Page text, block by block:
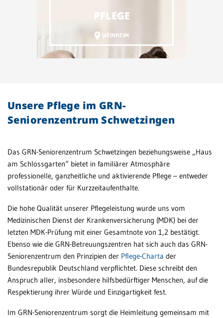
PFLEGE
WEINHEIM
Unsere Pflege im GRN-
Seniorenzentrum Schwetzingen
Das GRN-Seniorenzentrum Schwetzingen beziehungsweise „Haus
am Schlossgarten“ bietet in familiärer Atmosphäre
professionelle, ganzheitliche und aktivierende Pflege – entweder
vollstationär oder für Kurzzeitaufenthalte.
Die hohe Qualität unserer Pflegeleistung wurde uns vom
Medizinischen Dienst der Krankenversicherung (MDK) bei der
letzten MDK-Prüfung mit einer Gesamtnote von 1,2 bestätigt.
Ebenso wie die GRN-Betreuungszentren hat sich auch das GRN-
Seniorenzentrum den Prinzipien der Pflege-Charta der
Bundesrepublik Deutschland verpflichtet. Diese schreibt den
Anspruch aller, insbesondere hilfsbedürftiger Menschen, auf die
Respektierung ihrer Würde und Einzigartigkeit fest.
Im GRN-Seniorenzentrum sorgt die Heimleitung gemeinsam mit